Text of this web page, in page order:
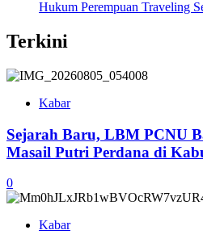
Hukum Perempuan Traveling
Terkini
Kabar
Sejarah Baru, LBM PCNU
Masail Putri Perdana di
0
Kabar